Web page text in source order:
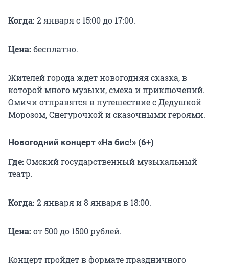
Когда: 2 января с 15:00 до 17:00.
Цена: бесплатно.
Жителей города ждет новогодняя сказка, в
которой много музыки, смеха и приключений.
Омичи отправятся в путешествие с Дедушкой
Морозом, Снегурочкой и сказочными героями.
Новогодний концерт «На бис!» (6+)
Где: Омский государственный музыкальный
театр.
Когда: 2 января и 8 января в 18:00.
Цена: от 500 до 1500 рублей.
Концерт пройдет в формате праздничного